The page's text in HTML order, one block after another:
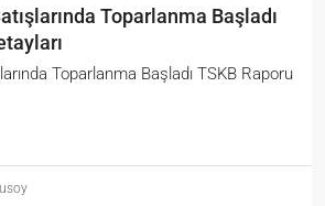
Toparlanma Başladı
Toparlanma Başladı TSKB Raporu